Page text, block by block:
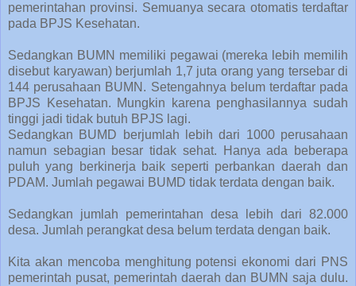
pemerintahan provinsi. Semuanya secara otomatis terdaftar
pada BPJS Kesehatan.
Sedangkan BUMN memiliki pegawai (mereka lebih memilih
disebut karyawan) berjumlah 1,7 juta orang yang tersebar di
144 perusahaan BUMN. Setengahnya belum terdaftar pada
BPJS Kesehatan. Mungkin karena penghasilannya sudah
tinggi jadi tidak butuh BPJS lagi.
Sedangkan BUMD berjumlah lebih dari 1000 perusahaan
namun sebagian besar tidak sehat. Hanya ada beberapa
puluh yang berkinerja baik seperti perbankan daerah dan
PDAM. Jumlah pegawai BUMD tidak terdata dengan baik.
Sedangkan jumlah pemerintahan desa lebih dari 82.000
desa. Jumlah perangkat desa belum terdata dengan baik.
Kita akan mencoba menghitung potensi ekonomi dari PNS
pemerintah pusat, pemerintah daerah dan BUMN saja dulu.